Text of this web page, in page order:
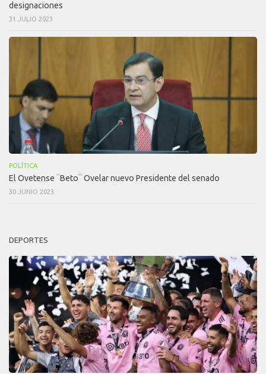
designaciones
31 JULIO 2023
POLÍTICA
El Ovetense ¨Beto¨ Ovelar nuevo Presidente del senado
30 JUNIO 2023
DEPORTES